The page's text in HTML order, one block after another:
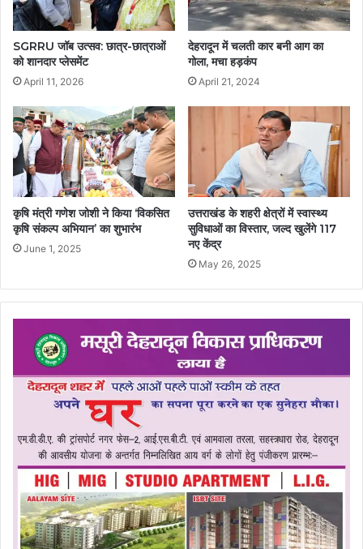
SGRRU जॉब उत्सव: छात्र-छात्राओं
को शानदार प्लेसमेंट
April 11, 2026
देहरादून में चलती कार बनी आग का
गोला, मचा हड़कंप
April 21, 2024
कृषि मंत्री गणेश जोशी ने किया ‘विकसित
कृषि संकल्प अभियान’ का शुभारंभ
June 1, 2025
उत्तराखंड के शहरी क्षेत्रों में स्वास्थ्य
सुविधाओं का विस्तार, जल्द खुलेंगे 117
नए केंद्र
May 26, 2025